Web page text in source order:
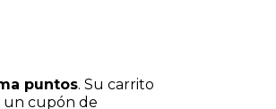
puntos. Su carrito
un cupón de